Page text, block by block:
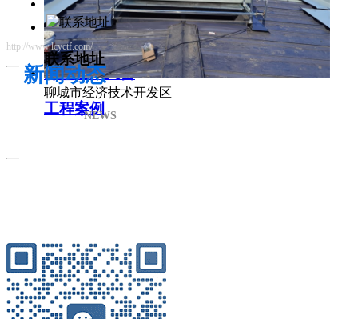
薄型通风天窗
工程案例
新闻动态
NEWS
联系地址
聊城市经济技术开发区
http://www.lcyctf.com/